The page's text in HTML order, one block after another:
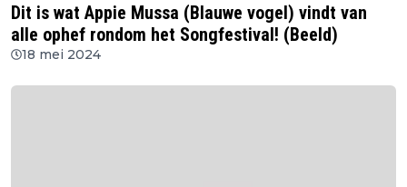
Dit is wat Appie Mussa (Blauwe vogel) vindt van
alle ophef rondom het Songfestival! (Beeld)
18 mei 2024